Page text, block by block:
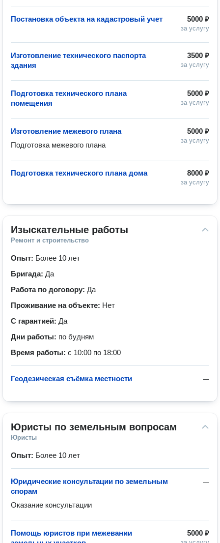
5000 ₽
за услугу
Постановка объекта на кадастровый учет
3500 ₽
за услугу
Изготовление технического паспорта
здания
5000 ₽
за услугу
Подготовка технического плана
помещения
5000 ₽
за услугу
Изготовление межевого плана
Подготовка межевого плана
8000 ₽
за услугу
Подготовка технического плана дома
Изыскательные работы
Ремонт и строительство
Опыт: Более 10 лет
Бригада: Да
Работа по договору: Да
Проживание на объекте: Нет
С гарантией: Да
Дни работы: по будням
Время работы: с 10:00 по 18:00
—
Геодезическая съёмка местности
Юристы по земельным вопросам
Юристы
Опыт: Более 10 лет
—
Юридические консультации по земельным
спорам
Оказание консультации
5000 ₽
Помощь юристов при межевании